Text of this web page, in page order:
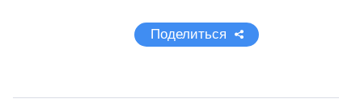
Поделиться